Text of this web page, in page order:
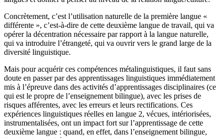
Concrètement, c’est l’utilisation naturelle de la première langue «
différente », c’est-à-dire de cette deuxième langue de travail, qui va
opérer la décentration nécessaire par rapport à la langue naturelle,
qui va introduire l’étrangeté, qui va ouvrir vers le grand large de la
diversité linguistique.
Mais pour acquérir ces compétences métalinguistiques, il faut sans
doute en passer par des apprentissages linguistiques immédiatement
mis à l’épreuve dans des activités d’apprentissages disciplinaires (ce
qui est le propre de l’enseignement bilingue), avec les prises de
risques afférentes, avec les erreurs et leurs rectifications. Ces
expériences linguistiques réelles en langue 2, vécues, intériorisées,
instrumentalisées, ont un impact fort sur l’apprentissage de cette
deuxième langue : quand, en effet, dans l’enseignement bilingue,